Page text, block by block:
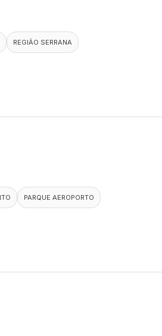
REGIÃO SERRANA
PARQUE AEROPORTO